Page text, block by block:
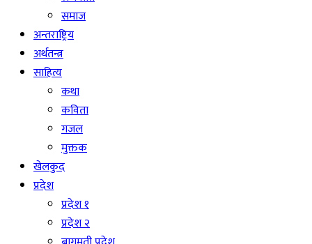
समाज
अन्तराष्ट्रिय
अर्थतन्त्र
साहित्य
कथा
कविता
गजल
मुक्तक
खेलकुद
प्रदेश
प्रदेश १
प्रदेश २